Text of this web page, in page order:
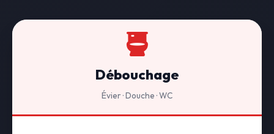
Débouchage
Évier · Douche · WC